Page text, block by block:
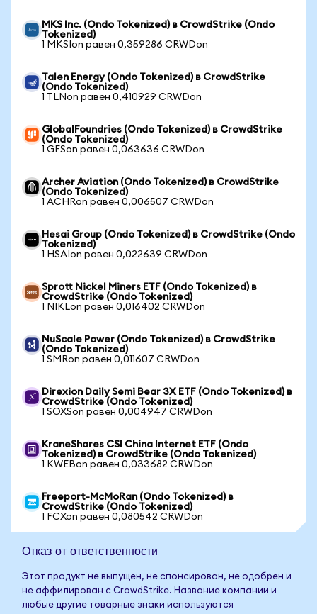
MKS Inc. (Ondo Tokenized) в CrowdStrike (Ondo
Tokenized)
1 MKSIon равен 0,359286 CRWDon
Talen Energy (Ondo Tokenized) в CrowdStrike
(Ondo Tokenized)
1 TLNon равен 0,410929 CRWDon
GlobalFoundries (Ondo Tokenized) в CrowdStrike
(Ondo Tokenized)
1 GFSon равен 0,063636 CRWDon
Archer Aviation (Ondo Tokenized) в CrowdStrike
(Ondo Tokenized)
1 ACHRon равен 0,006507 CRWDon
Hesai Group (Ondo Tokenized) в CrowdStrike (Ondo
Tokenized)
1 HSAIon равен 0,022639 CRWDon
Sprott Nickel Miners ETF (Ondo Tokenized) в
CrowdStrike (Ondo Tokenized)
1 NIKLon равен 0,016402 CRWDon
NuScale Power (Ondo Tokenized) в CrowdStrike
(Ondo Tokenized)
1 SMRon равен 0,011607 CRWDon
Direxion Daily Semi Bear 3X ETF (Ondo Tokenized) в
CrowdStrike (Ondo Tokenized)
1 SOXSon равен 0,004947 CRWDon
KraneShares CSI China Internet ETF (Ondo
Tokenized) в CrowdStrike (Ondo Tokenized)
1 KWEBon равен 0,033682 CRWDon
Freeport-McMoRan (Ondo Tokenized) в
CrowdStrike (Ondo Tokenized)
1 FCXon равен 0,080542 CRWDon
Отказ от ответственности
Этот продукт не выпущен, не спонсирован, не одобрен и
не аффилирован с CrowdStrike. Название компании и
любые другие товарные знаки используются